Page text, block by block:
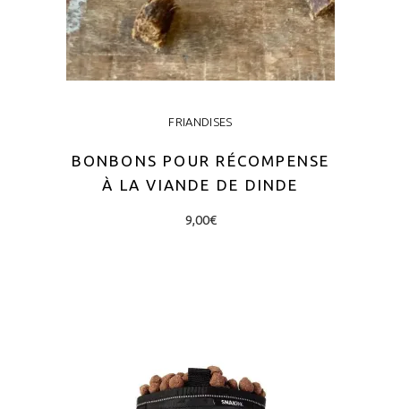
FRIANDISES
BONBONS POUR RÉCOMPENSE
À LA VIANDE DE DINDE
9,00€